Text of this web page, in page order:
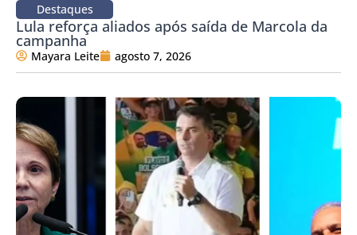
Destaques
Lula reforça aliados após saída de Marcola da
campanha
Mayara Leite agosto 7, 2026